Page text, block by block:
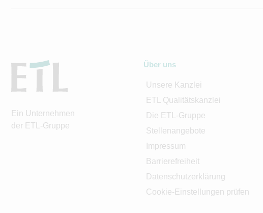
Ein Unternehmen
der ETL-Gruppe
Über uns
Unsere Kanzlei
ETL Qualitätskanzlei
Die ETL-Gruppe
Stellenangebote
Impressum
Barrierefreiheit
Datenschutzerklärung
Cookie-Einstellungen prüfen